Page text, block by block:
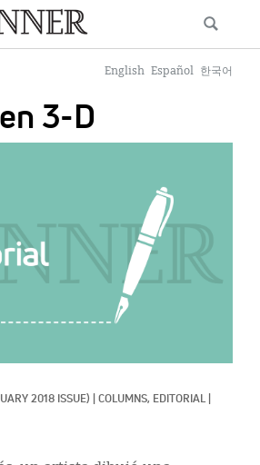
English Español 한국어
3-D
2018 ISSUE) COLUMNS, EDITORIAL